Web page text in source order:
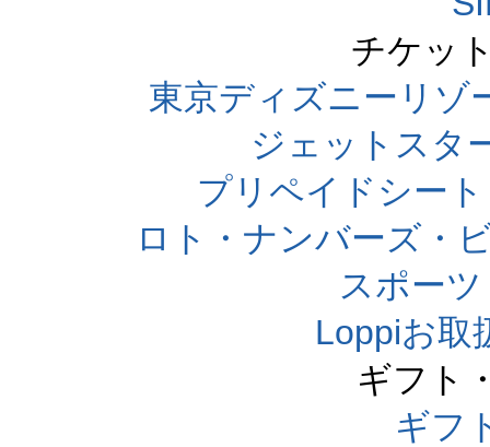
チケッ
東京ディズニーリゾ
ジェットスタ
プリペイドシー
ロト・ナンバーズ・
スポー
Loppiお取
ギフト
ギフ